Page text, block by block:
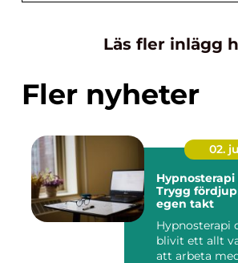
Läs fler inlägg
Fler nyheter
02.
Trygg
egen takt
Hypnosterapi
blivit ett allt
att arbeta